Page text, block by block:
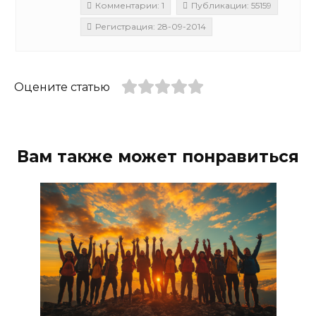
Комментарии: 1
Публикации: 55159
Регистрация: 28-09-2014
Оцените статью
Вам также может понравиться